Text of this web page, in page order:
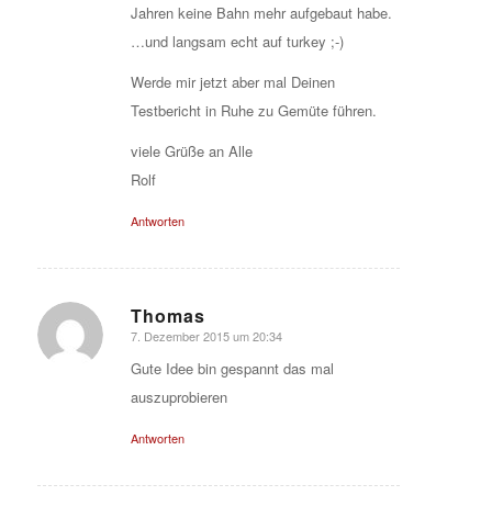
Jahren keine Bahn mehr aufgebaut habe.
…und langsam echt auf turkey ;-)
Werde mir jetzt aber mal Deinen
Testbericht in Ruhe zu Gemüte führen.
viele Grüße an Alle
Rolf
Antworten
Thomas
sagte:
7. Dezember 2015 um 20:34
Gute Idee bin gespannt das mal
auszuprobieren
Antworten